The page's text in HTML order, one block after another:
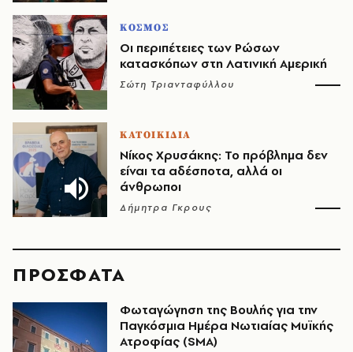
ΚΟΣΜΟΣ
Οι περιπέτειες των Ρώσων
κατασκόπων στη Λατινική Αμερική
Σώτη Τριανταφύλλου
ΚΑΤΟΙΚΙΔΙΑ
Νίκος Χρυσάκης: Το πρόβλημα δεν
είναι τα αδέσποτα, αλλά οι
άνθρωποι
Δήμητρα Γκρους
ΠΡΟΣΦΑΤΑ
Φωταγώγηση της Βουλής για την
Παγκόσμια Ημέρα Νωτιαίας Μυϊκής
Ατροφίας (SMA)